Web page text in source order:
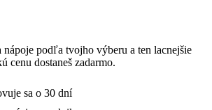
nápoje podľa tvojho výberu a ten lacnejšie
cenu dostaneš zadarmo.
sa o 30 dní